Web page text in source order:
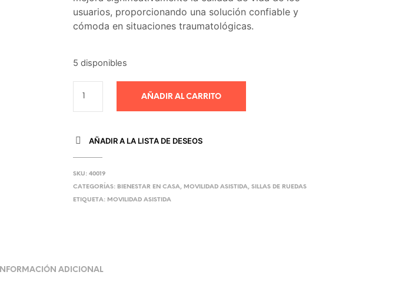
usuarios, proporcionando una solución confiable y
cómoda en situaciones traumatológicas.
5 disponibles
AÑADIR AL CARRITO
AÑADIR A LA LISTA DE DESEOS
SKU:40019
CATEGORÍAS: BIENESTAR EN CASA, MOVILIDAD ASISTIDA,SILLAS DE RUEDAS
ETIQUETA: MOVILIDAD ASISTIDA
INFORMACIÓN ADICIONAL